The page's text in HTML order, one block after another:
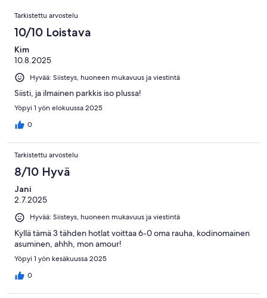
arvostelua
Arvostelut
Tarkistettu arvostelu
10/10 Loistava
Kim
10.8.2025
Hyvää: Siisteys, huoneen mukavuus ja viestintä
Siisti, ja ilmainen parkkis iso plussa!
Yöpyi 1 yön elokuussa 2025
0
Tarkistettu arvostelu
8/10 Hyvä
Jani
2.7.2025
Hyvää: Siisteys, huoneen mukavuus ja viestintä
Kyllä tämä 3 tähden hotlat voittaa 6-0 oma rauha, kodinomainen
asuminen, ahhh, mon amour!
Yöpyi 1 yön kesäkuussa 2025
0